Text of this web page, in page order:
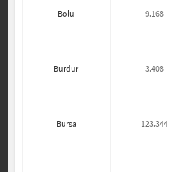
Bolu 9.168
Burdur 3.408
Bursa 123.344